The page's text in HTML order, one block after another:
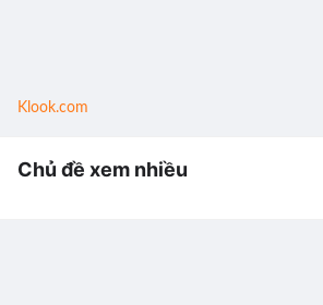
Klook.com
Chủ đề xem nhiều